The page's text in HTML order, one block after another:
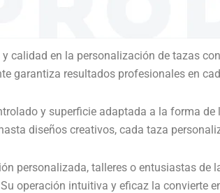
calidad en la personalización de tazas
garantiza resultados profesionales en
y superficie adaptada a la forma
diseños creativos, cada taza
personalizada, talleres o entusiastas
operación intuitiva y eficaz la convierte